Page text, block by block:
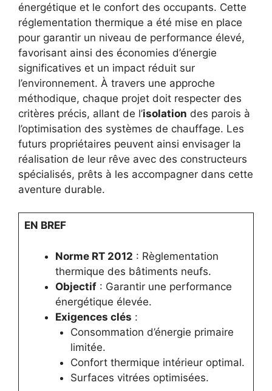
énergétique et le confort des occupants. Cette
réglementation thermique a été mise en place
pour garantir un niveau de performance élevé,
favorisant ainsi des économies d’énergie
significatives et un impact réduit sur
l’environnement. À travers une approche
méthodique, chaque projet doit respecter des
critères précis, allant de l’isolation des parois à
l’optimisation des systèmes de chauffage. Les
futurs propriétaires peuvent ainsi envisager la
réalisation de leur rêve avec des constructeurs
spécialisés, prêts à les accompagner dans cette
aventure durable.
EN BREF
Norme RT 2012 : Règlementation
thermique des bâtiments neufs.
Objectif: Garantir une performance
énergétique élevée.
Exigences clés :
Consommation d’énergie primaire
limitée.
Confort thermique intérieur optimal.
Surfaces vitrées optimisées.